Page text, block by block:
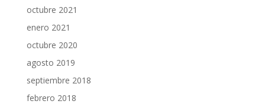
octubre 2021
enero 2021
octubre 2020
agosto 2019
septiembre 2018
febrero 2018